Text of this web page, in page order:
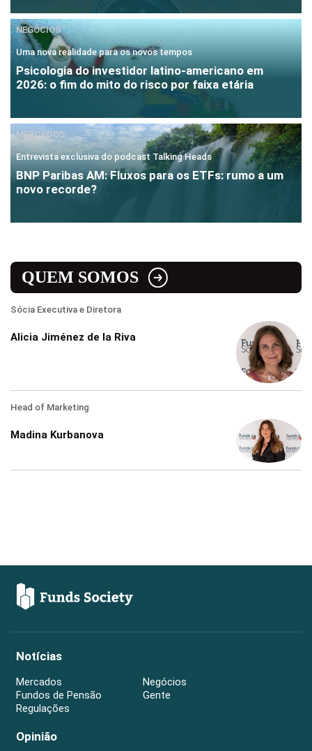
NEGÓCIOS
Uma nova realidade para os novos tempos
Psicologia do investidor latino-americano em
2026: o fim do mito do risco por faixa etária
MERCADOS
Entrevista exclusiva do podcast Talking Heads
BNP Paribas AM: Fluxos para os ETFs: rumo a um
novo recorde?
QUEM SOMOS
Sócia Executiva e Diretora
Alicia Jiménez de la Riva
Head of Marketing
Madina Kurbanova
Notícias
Mercados
Negócios
Fundos de Pensão
Gente
Regulações
Opinião